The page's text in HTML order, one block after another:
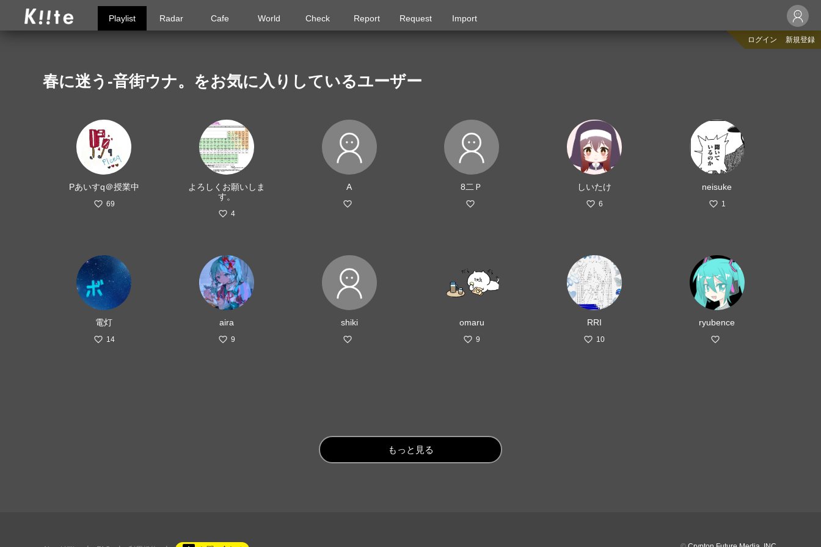
Playlist Radar Cafe World Check Report Request Import
ログイン 新規登録
春に迷う-音街ウナ。をお気に入りしているユーザー
Pあいすq＠授業中
69
よろしくお願いしま
す。
4
A 8二Ｐ しいたけ
6
neisuke
1
電灯
14
aira
9
shiki omaru
9
RRI
10
ryubence
もっと見る